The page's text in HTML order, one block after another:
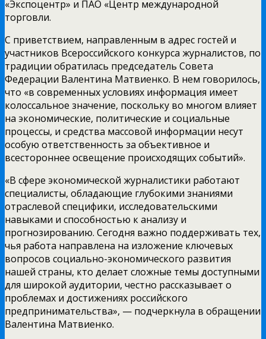
«Экспоцентр» и ПАО «Центр международной
торговли.
С приветствием, направленным в адрес гостей и
участников Всероссийского конкурса журналистов, по
традиции обратилась председатель Совета
Федерации Валентина Матвиенко. В нем говорилось,
что «в современных условиях информация имеет
колоссальное значение, поскольку во многом влияет
на экономические, политические и социальные
процессы, и средства массовой информации несут
особую ответственность за объективное и
всестороннее освещение происходящих событий».
«В сфере экономической журналистики работают
специалисты, обладающие глубокими знаниями
отраслевой специфики, исследовательскими
навыками и способностью к анализу и
прогнозированию. Сегодня важно поддерживать тех,
чья работа направлена на изложение ключевых
вопросов социально-экономического развития
нашей страны, кто делает сложные темы доступными
для широкой аудитории, честно рассказывает о
проблемах и достижениях российского
предпринимательства», — подчеркнула в обращении
Валентина Матвиенко.